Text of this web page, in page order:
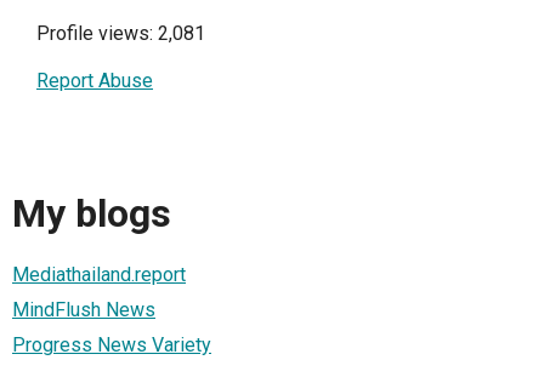
Profile views: 2,081
Report Abuse
My blogs
Mediathailand.report
MindFlush News
Progress News Variety